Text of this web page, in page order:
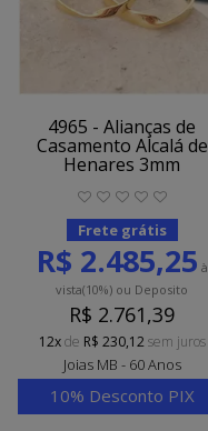
4965 - Alianças de
Casamento Alcalá de
Henares 3mm
Frete grátis
R$ 2.485,25 à
vista(10%) ou Deposito
R$ 2.761,39
12xde R$ 230,12sem juros
Joias MB - 60 Anos
10% Desconto PIX